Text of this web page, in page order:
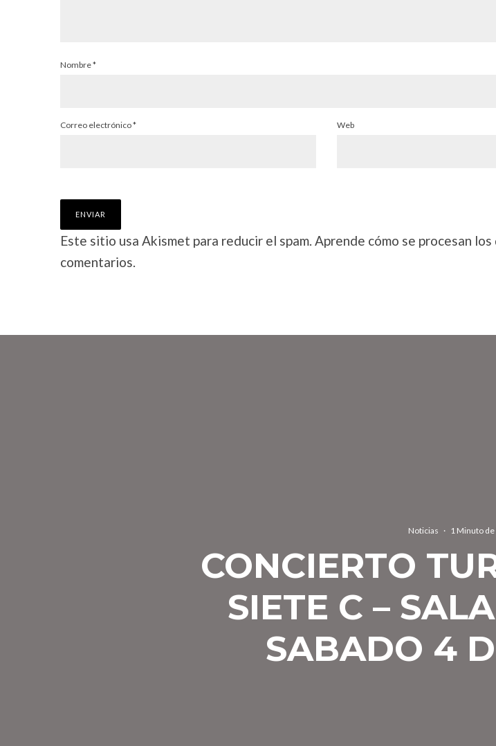
Nombre*
Correo electrónico* Web
Este sitio usa Akismet para reducir el spam. Aprende cómo se procesan
comentarios.
Noticias · 1 Minuto
CONCIERTO
SIETE C –
SABADO 4